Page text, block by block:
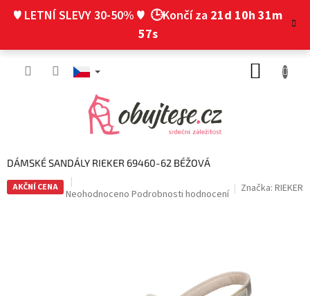
♥ LETNÍ SLEVY 30-50% ♥ 🕒Končí za 21d 10h 31m
56s
DÁMSKÉ SANDÁLY RIEKER 69460-62 BÉŽOVÁ
AKČNÍ CENA
Průměrné
Neohodnoceno Podrobnosti hodnocení Značka: RIEKER